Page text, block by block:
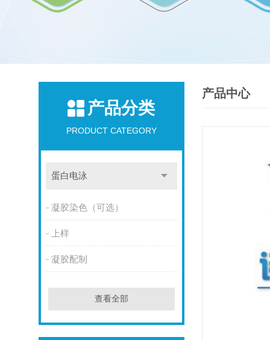
产品分类
PRODUCT CATEGORY
蛋白电泳
凝胶染色（可选）
上样
凝胶配制
查看全部
产品中心